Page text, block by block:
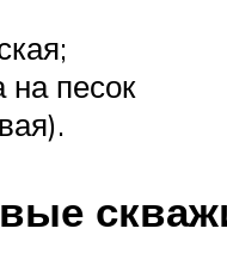
песок